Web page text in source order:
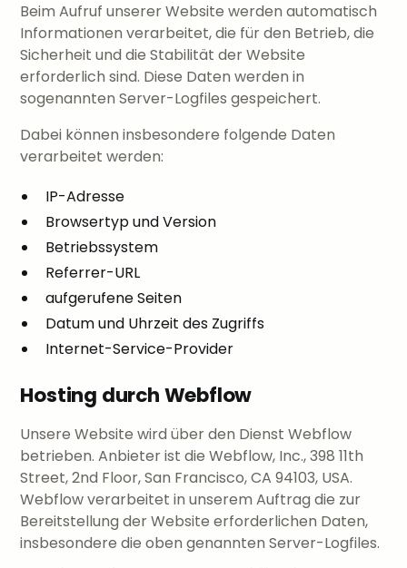
Beim Aufruf unserer Website werden automatisch
Informationen verarbeitet, die für den Betrieb, die
Sicherheit und die Stabilität der Website
erforderlich sind. Diese Daten werden in
sogenannten Server-Logfiles gespeichert.
Dabei können insbesondere folgende Daten
verarbeitet werden:
IP-Adresse
Browsertyp und Version
Betriebssystem
Referrer-URL
aufgerufene Seiten
Datum und Uhrzeit des Zugriffs
Internet-Service-Provider
Hosting durch Webflow
Unsere Website wird über den Dienst Webflow
betrieben. Anbieter ist die Webflow, Inc., 398 11th
Street, 2nd Floor, San Francisco, CA 94103, USA.
Webflow verarbeitet in unserem Auftrag die zur
Bereitstellung der Website erforderlichen Daten,
insbesondere die oben genannten Server-Logfiles.